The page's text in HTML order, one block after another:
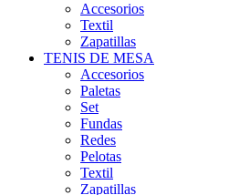
Accesorios
Textil
Zapatillas
TENIS DE MESA
Accesorios
Paletas
Set
Fundas
Redes
Pelotas
Textil
Zapatillas